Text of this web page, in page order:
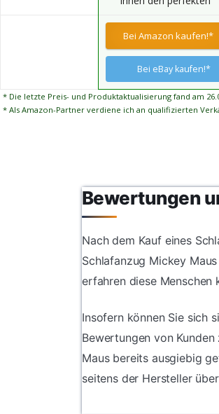
Bei Amazon kaufen!*
Bei eBay kaufen!*
* Die letzte Preis- und Produktaktualisierung fand am
* Als Amazon-Partner verdiene ich an qualifizierten
Bewertungen
Nach dem Kauf eines
Schlafanzug Mickey
erfahren diese Menschen
Insofern können Sie sich
Bewertungen von
Maus bereits ausgiebig
seitens der Hersteller